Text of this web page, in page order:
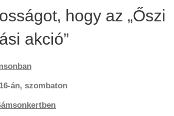
hogy az „Őszi
akció”
án, szombaton